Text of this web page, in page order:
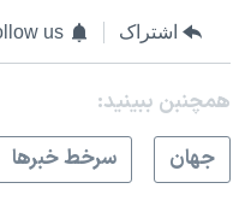
اشتراک us
همچنبن ببینید:
جهان
سرخط خبرها